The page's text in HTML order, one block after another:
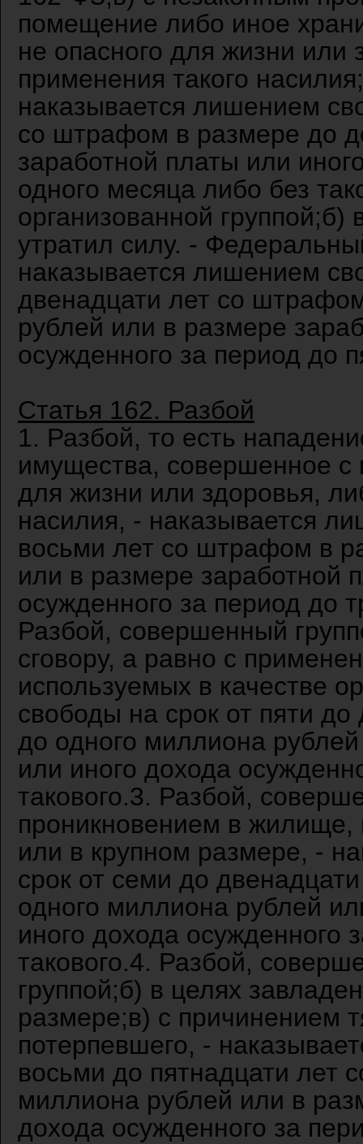
помещение либо иное
не опасного для жизни или
применения такого
наказывается лишением
со штрафом в размере до
заработной платы или
одного месяца либо без
организованной
утратил силу. -
наказывается лишением
двенадцати лет со
рублей или в размере
осужденного за период до
Статья 162. Разбой
1. Разбой, то есть
имущества, совершенное с
для жизни или здоровья,
насилия, - наказывается
восьми лет со штрафом в
или в размере заработной
осужденного за период до
Разбой, совершенный
сговору, а равно с
используемых в качестве
свободы на срок от пяти
до одного миллиона
или иного дохода
такового.3. Разбой,
проникновением в
или в крупном размере, -
срок от семи до
одного миллиона рублей
иного дохода осужденного
такового.4. Разбой,
группой;б) в целях
размере;в) с причинением
потерпевшего, -
восьми до пятнадцати лет
миллиона рублей или в
дохода осужденного за